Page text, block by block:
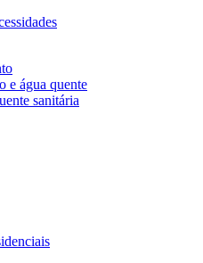
e água quente
sanitária